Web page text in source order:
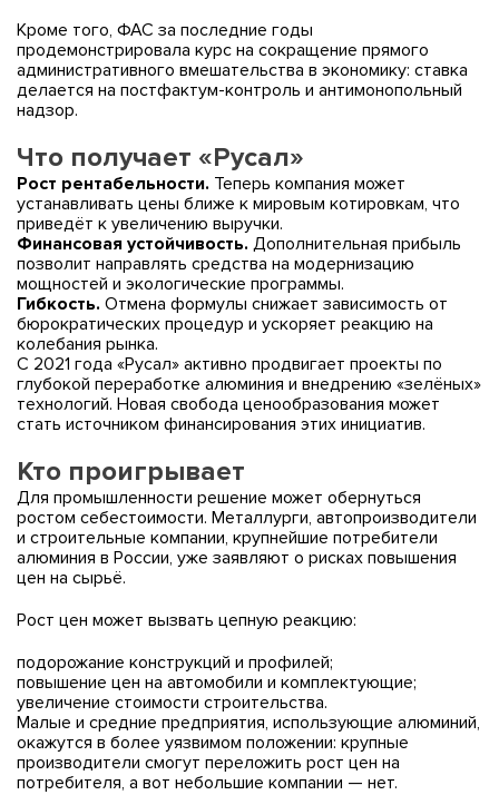
Кроме того, ФАС за последние годы
продемонстрировала курс на сокращение прямого
административного вмешательства в экономику: ставка
делается на постфактум-контроль и антимонопольный
надзор.
Что получает «Русал»
Рост рентабельности. Теперь компания может
устанавливать цены ближе к мировым котировкам, что
приведёт к увеличению выручки.
Финансовая устойчивость. Дополнительная прибыль
позволит направлять средства на модернизацию
мощностей и экологические программы.
Гибкость. Отмена формулы снижает зависимость от
бюрократических процедур и ускоряет реакцию на
колебания рынка.
С 2021 года «Русал» активно продвигает проекты по
глубокой переработке алюминия и внедрению «зелёных»
технологий. Новая свобода ценообразования может
стать источником финансирования этих инициатив.
Кто проигрывает
Для промышленности решение может обернуться
ростом себестоимости. Металлурги, автопроизводители
и строительные компании, крупнейшие потребители
алюминия в России, уже заявляют о рисках повышения
цен на сырьё.
Рост цен может вызвать цепную реакцию:
подорожание конструкций и профилей;
повышение цен на автомобили и комплектующие;
увеличение стоимости строительства.
Малые и средние предприятия, использующие алюминий,
окажутся в более уязвимом положении: крупные
производители смогут переложить рост цен на
потребителя, а вот небольшие компании — нет.